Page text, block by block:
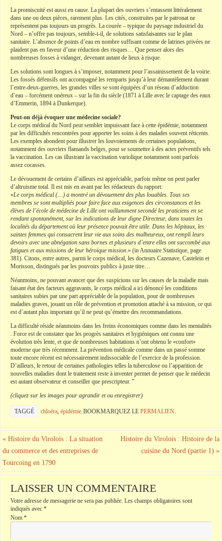
La promiscuité est aussi en cause. La plupart des ouvriers s’entassent littéralement
dans une ou deux pièces, rarement plus. Les cités, construites par le patronat ne
représentent pas toujours un progrès. La courée – typique du paysage industriel du
Nord – n’offre pas toujours, semble-t-il, de solutions satisfaisantes sur le plan
sanitaire. L’absence de points d’eau en nombre suffisant comme de latrines privées ne
plaident pas en faveur d’une réduction des risques… Que penser alors des
nombreuses fosses à vidanger, devenant autant de lieux à risque.
Les solutions sont longues à s’imposer, notamment pour l’assainissement de la voirie.
Les fossés défensifs ont accompagné les remparts jusqu’à leur démantèlement durant
l’entre-deux-guerres, les grandes villes se sont équipées d’un réseau d’adduction
d’eau – forcément onéreux – sur la fin du siècle (1871 à Lille avec le captage des eaux
d’Emmerin, 1894 à Dunkerque).
Peut-on déjà évoquer une médecine sociale?
Le corps médical du Nord peut sembler impuissant face à cette épidémie, notamment
par les difficultés rencontrées pour apporter les soins à des malades souvent réticents.
Les exemples abondent pour illustrer les louvoiements de certaines populations,
notamment des ouvriers flamands belges, pour se soumettre à des actes préventifs tels
la vaccination. Les cas illustrant la vaccination variolique notamment sont parfois
assez cocasses.
Le dévouement de certains d’ailleurs est appréciable, parfois même on peut parler
d’altruisme total. Il est mis en avant par les rédacteurs du rapport:
«Le corps médical (…) a montré un dévouement des plus louables. Tous ses
membres se sont multipliés pour faire face aux exigences des circonstances et les
élèves de l’école de médecine de Lille ont vaillamment secondé les praticiens en se
rendant spontanément, sur les indications de leur digne Directeur, dans toutes les
localités du département où leur présence pouvait être utile. Dans les hôpitaux, les
saintes femmes qui consacrent leur vie aux soins des malheureux, ont rempli leurs
devoirs avec une abnégation sans bornes et plusieurs d’entre elles ont succombé aux
fatigues et aux missions de leur héroïque mission .» (in Annuaire Statistique, page
381). Citons, entre autres, parmi le corps médical, les docteurs Cazenave, Castelein et
Morisson, distingués par les pouvoirs publics à juste titre…
Néanmoins, ne pouvant avancer que des suspicions sur les causes de la maladie mais
faisant état des facteurs aggravants, le corps médical a ici dénoncé les conditions
sanitaires subies par une part appréciable de la population, pour de nombreuses
maladies graves, jouant un rôle de prévention et promotion attaché à sa mission, ce qui
est d’autant plus important qu’il ne peut qu’émettre des recommandations.
La difficulté réside néanmoins dans les freins économiques comme dans les mentalités
. Force est de constater que les progrès sanitaires et hygiéniques ont connu une
évolution très lente, et que de nombreuses habitations n’ont obtenu le «confort»
moderne que très récemment. La prévention médicale comme dans un passé somme
toute encore récent est nécessairement indissociable de l’exercice de la profession.
D’ailleurs, le retour de certaines pathologies telles la tuberculose ou l’apparition de
nouvelles maladies dont le traitement reste à inventer permet de penser que le médecin
est autant observateur et conseiller que prescripteur. ”
(cliquez sur les images pour agrandir et ou enregistrer)
TAGGÉ chloéra épidémie BOOKMARQUEZ LE PERMALIEN
« Histoire du Virolois : La situation
du commerce et des entreprises de
Tourcoing en 1790
Histoire du Virolois : Histoire de la
cuisine du Nord (partie 1) »
LAISSER UN COMMENTAIRE
Votre adresse de messagerie ne sera pas publiée. Les champs obligatoires sont
indiqués avec *
Nom *